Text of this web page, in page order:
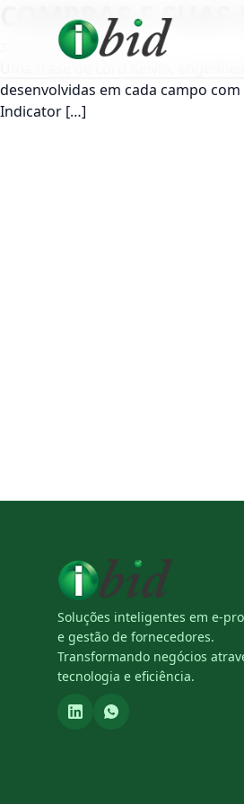
COMPRAS E
30 de julho de 2014
desenvolvidas em cada campo
Indicator […]
Soluções inteligentes em e-
e gestão de fornecedores.
Transformando negócios
tecnologia e eficiência.